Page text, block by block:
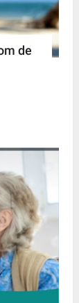
de